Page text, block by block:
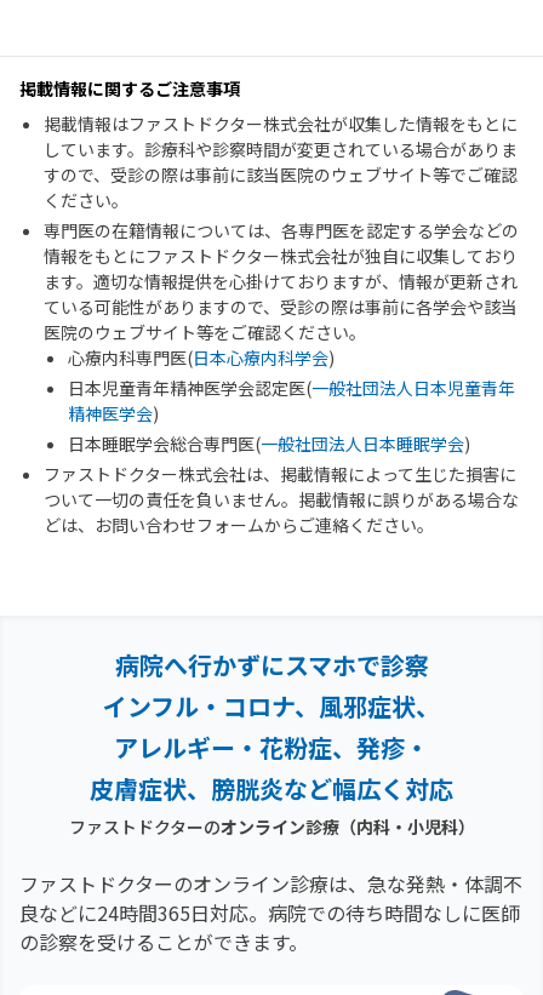
掲載情報に関するご注意事項
掲載情報はファストドクター株式会社が収集した情報をもとに
しています。診療科や診察時間が変更されている場合がありま
すので、受診の際は事前に該当医院のウェブサイト等でご確認
ください。
専門医の在籍情報については、各専門医を認定する学会などの
情報をもとにファストドクター株式会社が独自に収集しており
ます。適切な情報提供を心掛けておりますが、情報が更新され
ている可能性がありますので、受診の際は事前に各学会や該当
医院のウェブサイト等をご確認ください。
心療内科専門医(日本心療内科学会)
日本児童青年精神医学会認定医(一般社団法人日本児童青年
精神医学会)
日本睡眠学会総合専門医(一般社団法人日本睡眠学会)
ファストドクター株式会社は、掲載情報によって生じた損害に
ついて一切の責任を負いません。掲載情報に誤りがある場合な
どは、お問い合わせフォームからご連絡ください。
病院へ行かずにスマホで診察
インフル・コロナ、風邪症状、
アレルギー・花粉症、 発疹・
皮膚症状、膀胱炎など幅広く対応
ファストドクターのオンライン診療（内科・小児科）
ファストドクターのオンライン診療は、急な発熱・体調不
良などに24時間365日対応。 病院での待ち時間なしに医師
の診察を受けることができます。